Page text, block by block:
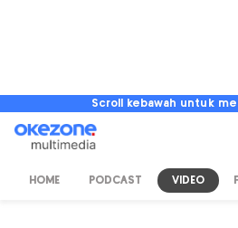
Scroll kebawah untuk
HOME PODCAST VIDEO